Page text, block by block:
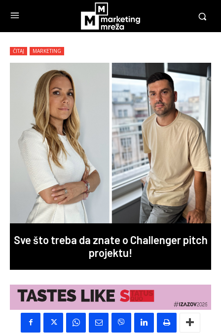
ČITAJ MARKETING
Sve što treba da znate o Challenger pitch
projektu!